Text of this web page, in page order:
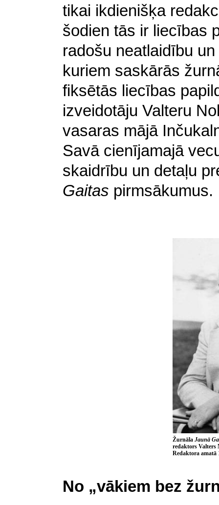
tikai ikdienišķa
šodien tās ir liecības
radošu neatlaidību
kuriem saskārās
fiksētās liecības
izveidotāju Valteru
vasaras mājā
Savā cienījamajā
skaidrību un detaļu
Gaitas pirmsākumus.
Žurnāla Jaunā
redaktors Valters
Redaktora amatā
No „vākiem bez